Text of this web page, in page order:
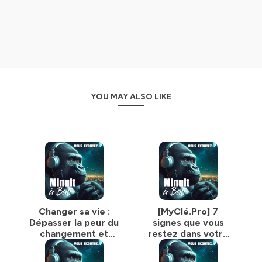
Un chemin praticable.
sur vos décisions — professionnelles, personnelles,
relationnelles.
📩 Si un épisode vous a parlé, écrivez-moi :
d.mothe@mac.com
En trois lignes : ce qui vous pèse, ce que vous ne voulez
⭐️ Si le podcast vous aide, abonnez-vous et laissez un
avis sur Apple Podcasts ou Spotify. C’est ce qui lui
permet d’exister et d’être découvert.
YOU MAY ALSO LIKE
Changer sa vie :
Dépasser la peur du
changement et
retrouver le
pouvoir d'être soi-
[MyClé.Pro] 7
signes que vous
restez dans votre
travail par habitude
(ou par peur), pas